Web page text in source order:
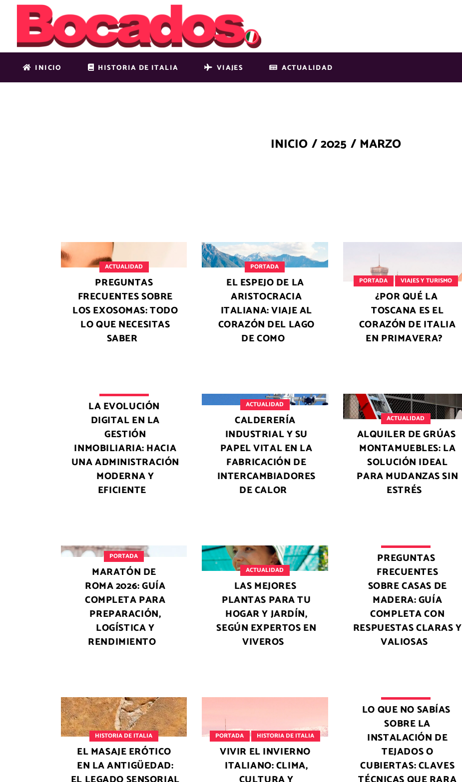
INICIO HISTORIA DE ITALIA VIAJES ACTUALIDAD
INICIO /2025 / MARZO
ACTUALIDAD
PREGUNTAS
FRECUENTES SOBRE
LOS EXOSOMAS: TODO
LO QUE NECESITAS
SABER
PORTADA
EL ESPEJO DE LA
ARISTOCRACIA
ITALIANA: VIAJE AL
CORAZÓN DEL LAGO
DE COMO
PORTADA VIAJES Y TURISMO
¿POR QUÉ LA
TOSCANA ES EL
CORAZÓN DE ITALIA
EN PRIMAVERA?
LA EVOLUCIÓN
DIGITAL EN LA
GESTIÓN
INMOBILIARIA: HACIA
UNA ADMINISTRACIÓN
MODERNA Y
EFICIENTE
ACTUALIDAD
CALDERERÍA
INDUSTRIAL Y SU
PAPEL VITAL EN LA
FABRICACIÓN DE
INTERCAMBIADORES
DE CALOR
ACTUALIDAD
ALQUILER DE GRÚAS
MONTAMUEBLES: LA
SOLUCIÓN IDEAL
PARA MUDANZAS SIN
ESTRÉS
PORTADA
MARATÓN DE
ROMA 2026: GUÍA
COMPLETA PARA
PREPARACIÓN,
LOGÍSTICA Y
RENDIMIENTO
ACTUALIDAD
LAS MEJORES
PLANTAS PARA TU
HOGAR Y JARDÍN,
SEGÚN EXPERTOS EN
VIVEROS
PREGUNTAS
FRECUENTES
SOBRE CASAS DE
MADERA: GUÍA
COMPLETA CON
RESPUESTAS CLARAS Y
VALIOSAS
HISTORIA DE ITALIA
EL MASAJE ERÓTICO
EN LA ANTIGÜEDAD:
PORTADA HISTORIA DE ITALIA
VIVIR EL INVIERNO
ITALIANO: CLIMA,
LO QUE NO SABÍAS
SOBRE LA
INSTALACIÓN DE
TEJADOS O
CUBIERTAS: CLAVES